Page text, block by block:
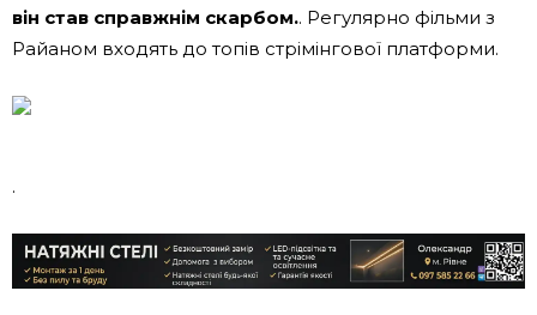
він став справжнім скарбом.. Регулярно фільми з
Райаном входять до топів стрімінгової платформи.
.